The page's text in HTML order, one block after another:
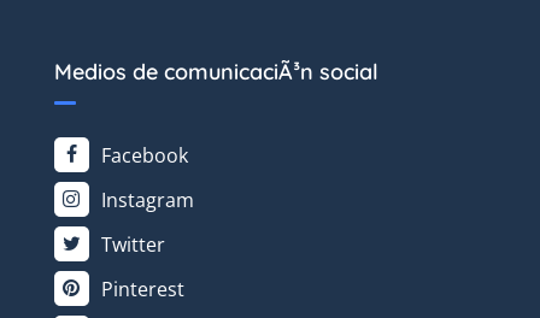
Medios de comunicaciÃ³n social
Facebook
Instagram
Twitter
Pinterest